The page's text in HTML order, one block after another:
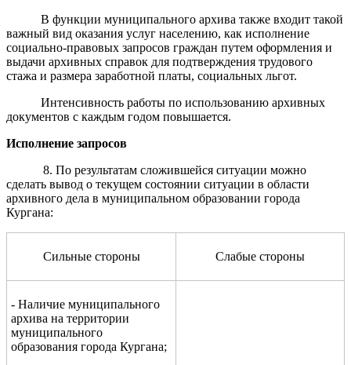
В функции муниципального архива также входит такой
важный вид оказания услуг населению, как исполнение
социально-правовых запросов граждан путем оформления и
выдачи архивных справок для подтверждения трудового
стажа и размера заработной платы, социальных льгот.
Интенсивность работы по использованию архивных
документов с каждым годом повышается.
Исполнение запросов
8. По результатам сложившейся ситуации можно
сделать вывод о текущем состоянии ситуации в области
архивного дела в муниципальном образовании города
Кургана:
Сильные стороны Слабые стороны
- Наличие муниципального
архива на территории
муниципального
образования города Кургана;